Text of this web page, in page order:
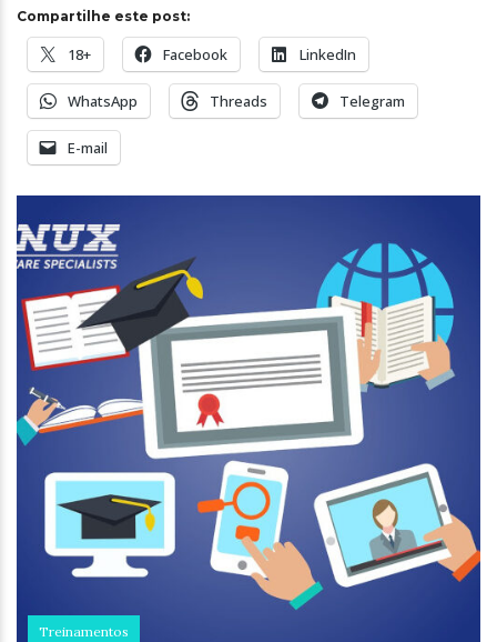
Compartilhe este post:
18+ Facebook LinkedIn
WhatsApp Threads Telegram
E-mail
Treinamentos